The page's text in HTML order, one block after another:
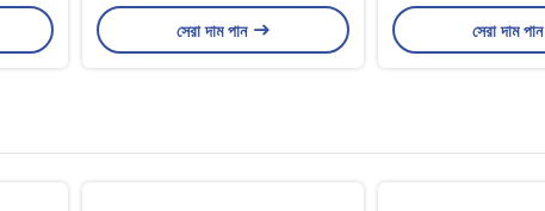
সেরা দাম পান সেরা দাম পান